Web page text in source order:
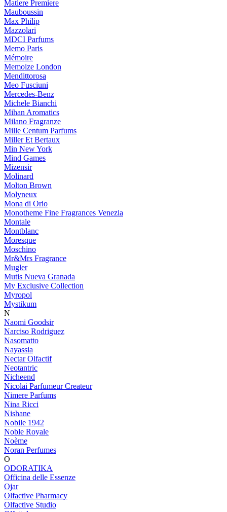
Matiere Premiere
Mauboussin
Max Philip
Mazzolari
MDCI Parfums
Memo Paris
Mémoire
Memoize London
Mendittorosa
Meo Fusciuni
Mercedes-Benz
Michele Bianchi
Mihan Aromatics
Milano Fragranze
Mille Centum Parfums
Miller Et Bertaux
Min New York
Mind Games
Mizensir
Molinard
Molton Brown
Molyneux
Mona di Orio
Monotheme Fine Fragrances Venezia
Montale
Montblanc
Moresque
Moschino
Mr&Mrs Fragrance
Mugler
Mutis Nueva Granada
My Exclusive Collection
Myropol
Mystikum
N
Naomi Goodsir
Narciso Rodriguez
Nasomatto
Nayassia
Nectar Olfactif
Neotantric
Nicheend
Nicolai Parfumeur Createur
Nimere Parfums
Nina Ricci
Nishane
Nobile 1942
Noble Royale
Noème
Noran Perfumes
O
ODORATIKA
Officina delle Essenze
Ojar
Olfactive Pharmacy
Olfactive Studio